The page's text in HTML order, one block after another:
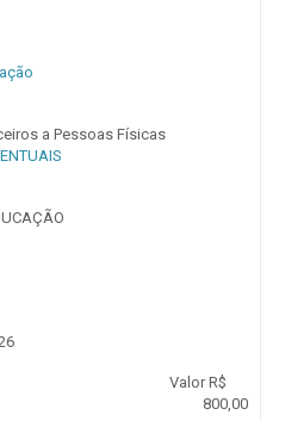
a Pessoas Físicas
Valor R$
800,00